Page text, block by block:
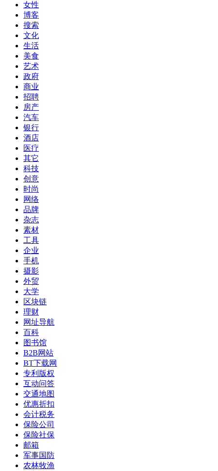
女性
博客
搜索
文化
生活
美食
艺术
政府
商业
招聘
房产
汽车
银行
酒店
医疗
其它
科技
创意
时尚
网络
品牌
杂志
素材
工具
企业
手机
摄影
外贸
大学
区块链
理财
网址导航
百科
图书馆
B2B网站
BT下载网
专利版权
互动问答
交通地图
优惠折扣
会计税务
保险公司
保险社保
邮箱
军事国防
农林牧渔